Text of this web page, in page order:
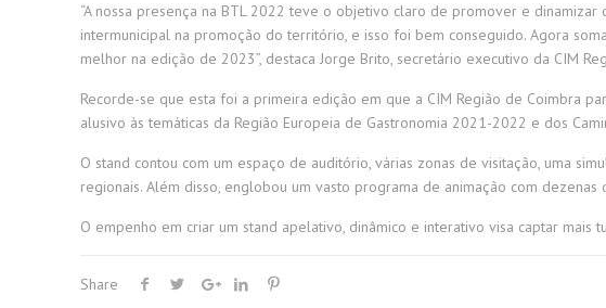
“A nossa presença na BTL 2022 teve o objetivo claro de promover e
intermunicipal na promoção do território, e isso foi bem conseguido. Agora
melhor na edição de 2023”, destaca Jorge Brito, secretário executivo da CIM
Recorde-se que esta foi a primeira edição em que a CIM Região de Coimbra
alusivo às temáticas da Região Europeia de Gastronomia 2021-2022 e dos
O stand contou com um espaço de auditório, várias zonas de visitação, uma
regionais. Além disso, englobou um vasto programa de animação com
O empenho em criar um stand apelativo, dinâmico e interativo visa captar mais
Share